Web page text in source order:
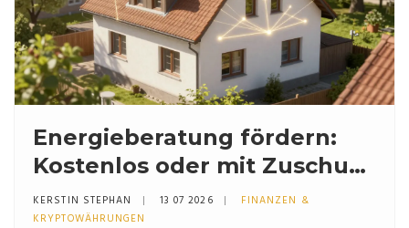
Energieberatung fördern:
Kostenlos oder mit Zuschuss
fürs Haus? (Fakten 2026)
KERSTIN STEPHAN 13 07 2026
FINANZEN &
KRYPTOWÄHRUNGEN